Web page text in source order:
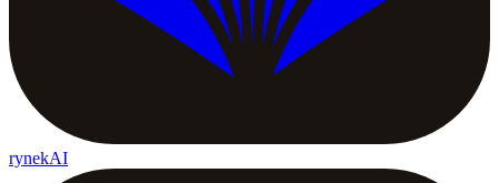
rynekAI